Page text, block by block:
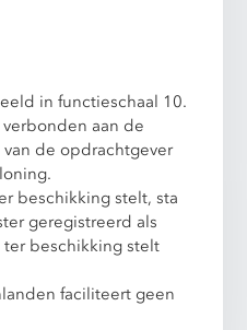
in functieschaal 10.
aan de
de opdrachtgever
beschikking stelt, sta
geregistreerd als
beschikking stelt
faciliteert geen